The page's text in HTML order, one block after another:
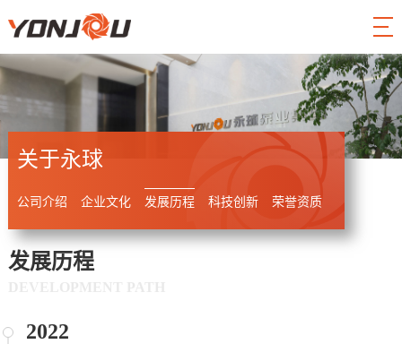
关于永球
公司介绍 企业文化 发展历程 科技创新 荣誉资质
发展历程
2022